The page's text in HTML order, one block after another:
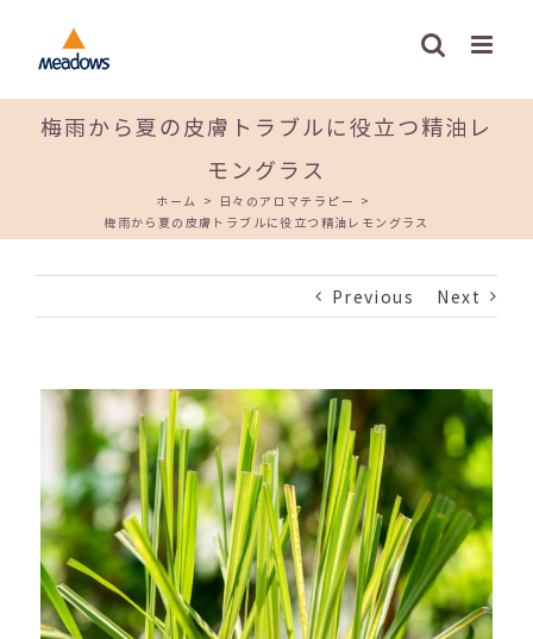
content
梅雨から夏の皮膚トラブルに役立つ精油レ
モングラス
ホーム > 日々のアロマテラピー >
梅雨から夏の皮膚トラブルに役立つ精油レモングラス
Previous Next